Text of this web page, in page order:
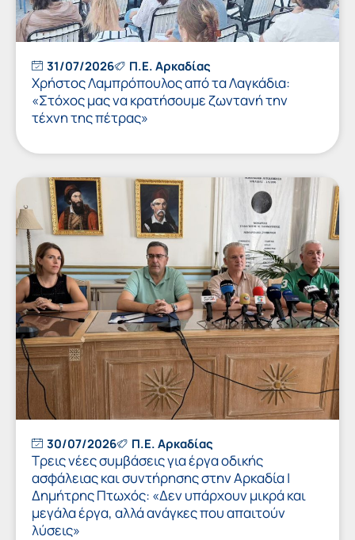
31/07/2026 Π.Ε. Αρκαδίας
Χρήστος Λαμπρόπουλος από τα Λαγκάδια:
«Στόχος μας να κρατήσουμε ζωντανή την
τέχνη της πέτρας»
30/07/2026 Π.Ε. Αρκαδίας
Τρεις νέες συμβάσεις για έργα οδικής
ασφάλειας και συντήρησης στην Αρκαδία |
Δημήτρης Πτωχός: «Δεν υπάρχουν μικρά και
μεγάλα έργα, αλλά ανάγκες που απαιτούν
λύσεις»